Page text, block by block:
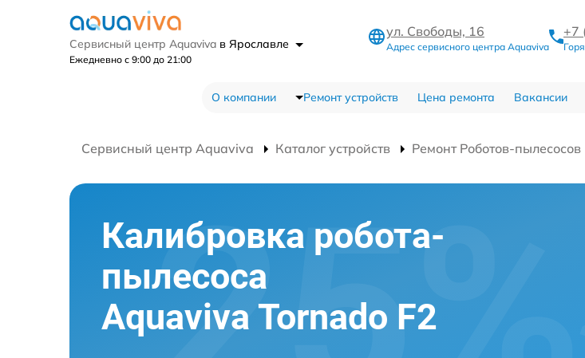
Сервисный центр Aquaviva в Ярославле
Ежедневно с 9:00 до 21:00
ул. Свободы, 16
Адрес сервисного центра Aquaviva
+7
О компании Ремонт устройств Цена ремонта Вакансии
Сервисный центр Aquaviva Каталог устройств Ремонт Роботов-пылесосов
Калибровка робота-
пылесоса
Aquaviva Tornado F2